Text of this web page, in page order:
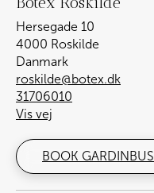
Hersegade 10
4000 Roskilde
Danmark
roskilde@botex.dk
31706010
Vis vej
BOOK GARDINBUS